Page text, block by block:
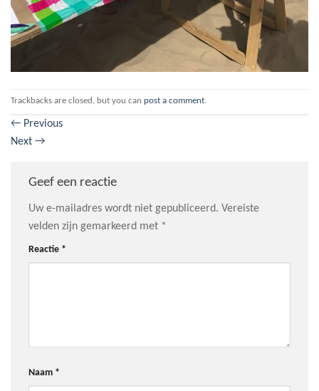
Trackbacks are closed, but you can post a comment.
← Previous
Next →
Geef een reactie
Uw e-mailadres wordt niet gepubliceerd. Vereiste
velden zijn gemarkeerd met *
Reactie *
Naam *